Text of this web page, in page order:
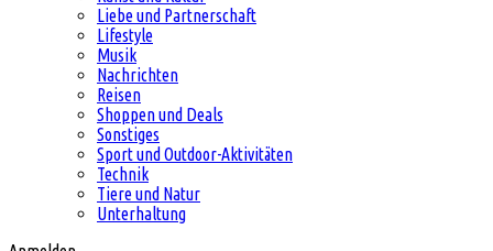
Liebe und Partnerschaft
Lifestyle
Musik
Nachrichten
Reisen
Shoppen und Deals
Sonstiges
Sport und Outdoor-Aktivitäten
Technik
Tiere und Natur
Unterhaltung